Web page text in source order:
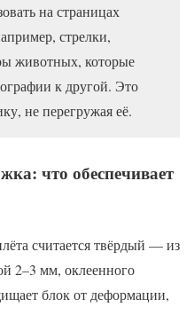
на страницах
стрелки,
животных, которые
к другой. Это
не перегружая её.
что обеспечивает
считается твёрдый — из
2–3 мм, оклеенного
блок от деформации,